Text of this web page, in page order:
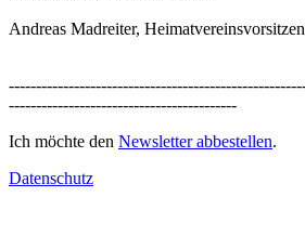
Andreas Madreiter,
------------------------------------------
Ich möchte den Newsletter abbestellen.
Datenschutz